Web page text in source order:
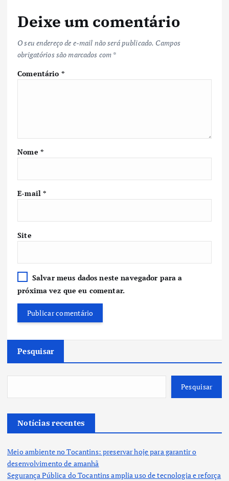
Deixe um comentário
O seu endereço de e-mail não será publicado. Campos
obrigatórios são marcados com *
Comentário *
Nome *
E-mail*
Site
Salvar meus dados neste navegador para a
próxima vez que eu comentar.
Pesquisar
Pesquisar
Notícias recentes
Meio ambiente no Tocantins: preservar hoje para garantir o
desenvolvimento de amanhã
Segurança Pública do Tocantins amplia uso de tecnologia e reforça